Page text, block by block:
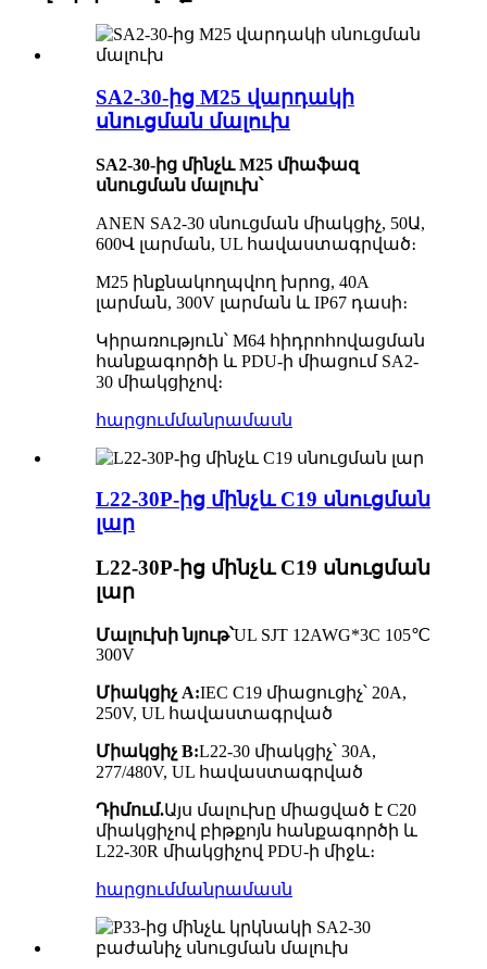
SA2-30-ից M25 վարդակի
սնուցման մալուխ
SA2-30-ից մինչև M25 միաֆազ
սնուցման մալուխ՝
ANEN SA2-30 սնուցման միակցիչ, 50Ա,
600Վ լարման, UL հավաստագրված։
M25 ինքնակողպվող խրոց, 40A
լարման, 300V լարման և IP67 դասի։
Կիրառություն՝ M64 հիդրոհովացման
հանքագործի և PDU-ի միացում SA2-
30 միակցիչով։
հարցումմանրամասն
L22-30P-ից մինչև C19 սնուցման
լար
L22-30P-ից մինչև C19 սնուցման
լար
Մալուխի նյութ՝UL SJT 12AWG*3C 105℃
300V
Միակցիչ A:IEC C19 միացուցիչ՝ 20A,
250V, UL հավաստագրված
Միակցիչ B:L22-30 միակցիչ՝ 30A,
277/480V, UL հավաստագրված
Դիմում.Այս մալուխը միացված է C20
միակցիչով բիթքոյն հանքագործի և
L22-30R միակցիչով PDU-ի միջև։
հարցումմանրամասն